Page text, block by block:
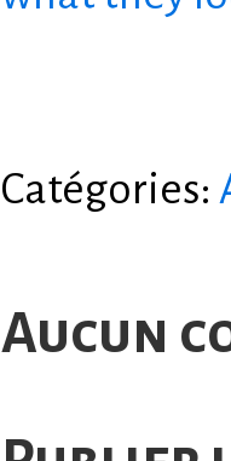
Catégories:
Aucun